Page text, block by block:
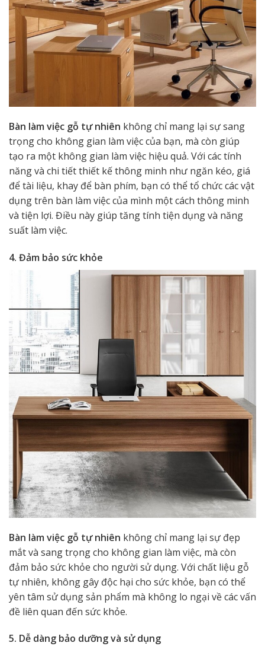
Bàn làm việc gỗ tự nhiên không chỉ mang lại sự sang
trọng cho không gian làm việc của bạn, mà còn giúp
tạo ra một không gian làm việc hiệu quả. Với các tính
năng và chi tiết thiết kế thông minh như ngăn kéo, giá
để tài liệu, khay để bàn phím, bạn có thể tổ chức các vật
dụng trên bàn làm việc của mình một cách thông minh
và tiện lợi. Điều này giúp tăng tính tiện dụng và năng
suất làm việc.
4. Đảm bảo sức khỏe
Bàn làm việc gỗ tự nhiên không chỉ mang lại sự đẹp
mắt và sang trọng cho không gian làm việc, mà còn
đảm bảo sức khỏe cho người sử dụng. Với chất liệu gỗ
tự nhiên, không gây độc hại cho sức khỏe, bạn có thể
yên tâm sử dụng sản phẩm mà không lo ngại về các vấn
đề liên quan đến sức khỏe.
5. Dễ dàng bảo dưỡng và sử dụng